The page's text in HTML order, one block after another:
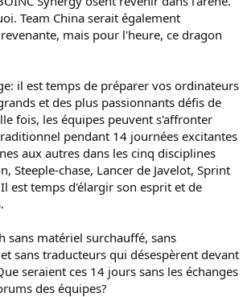
Team China serait également
mais pour l'heure, ce dragon
il est temps de préparer vos ordinateurs
et des plus passionnants défis de
fois, les équipes peuvent s'affronter
pendant 14 journées excitantes
aux autres dans les cinq disciplines
Steeple-chase, Lancer de Javelot, Sprint
est temps d'élargir son esprit et de
sans matériel surchauffé, sans
sans traducteurs qui désespèrent devant
seraient ces 14 jours sans les échanges
des équipes?